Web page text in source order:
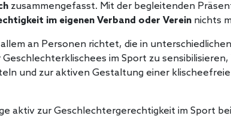
zusammengefasst. Mit der begleitenden
im eigenen Verband oder Verein nichts
an Personen richtet, die in
im Sport zu
und zur aktiven Gestaltung einer
aktiv zur Geschlechtergerechtigkeit im Sport